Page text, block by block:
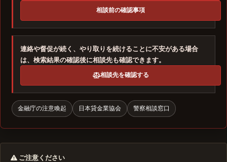
相談前の確認事項
連絡や督促が続く、やり取りを続けることに不安がある場合
は、検索結果の確認後に相談先も確認できます。
相談先を確認する
金融庁の注意喚起 日本貸金業協会 警察相談窓口
ご注意ください